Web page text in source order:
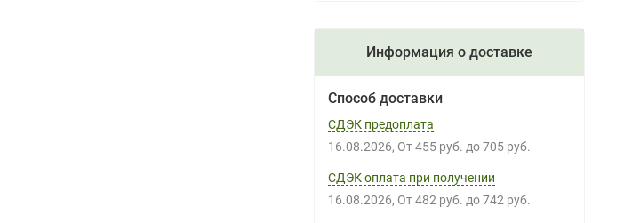
Информация о доставке
Способ доставки
СДЭК предоплата
16.08.2026 От 455 руб. до 705 руб.
СДЭК оплата при получении
16.08.2026 От 482 руб. до 742 руб.